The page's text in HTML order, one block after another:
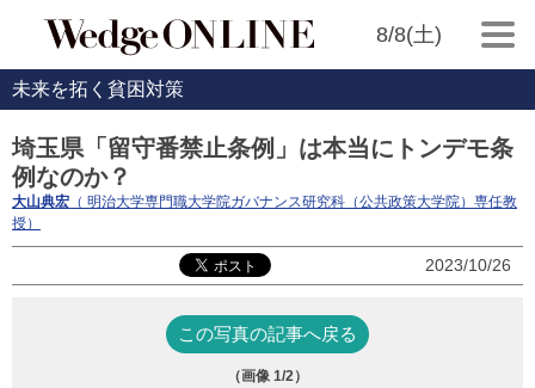
8/8(土)
未来を拓く貧困対策
埼玉県「留守番禁止条例」は本当にトンデモ条
例なのか？
大山典宏 （ 明治大学専門職大学院ガバナンス研究科（公共政策大学院）専任教
授）
2023/10/26
この写真の記事へ戻る
（画像 1/2）